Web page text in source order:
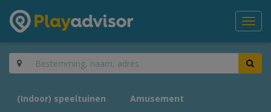
(Indoor) speeltuinen
Amusement